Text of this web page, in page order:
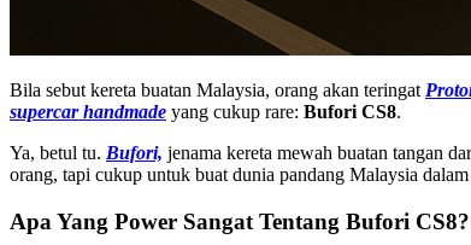
Bila sebut kereta buatan Malaysia, orang akan teringat
supercar handmade yang cukup rare: Bufori CS8.
Ya, betul tu. Bufori, jenama kereta mewah buatan tangan
orang, tapi cukup untuk buat dunia pandang Malaysia
Apa Yang Power Sangat Tentang Bufori CS8?